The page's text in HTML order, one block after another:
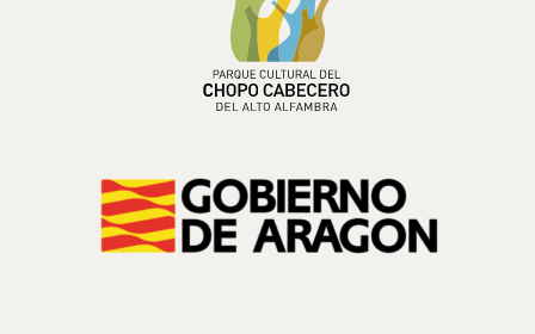
PARQUE CULTURAL DEL
CHOPO CABECERO
DEL ALTO ALFAMBRA